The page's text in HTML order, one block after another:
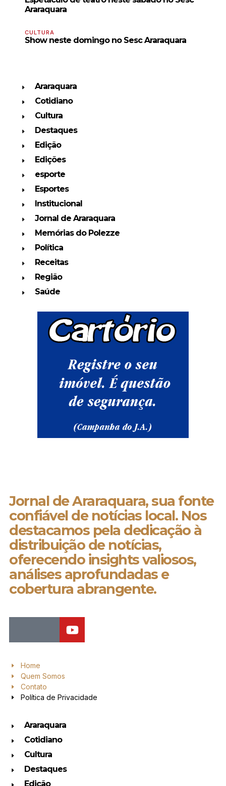
Araraquara
CULTURA
Show neste domingo no Sesc Araraquara
Araraquara
Cotidiano
Cultura
Destaques
Edição
Edições
esporte
Esportes
Institucional
Jornal de Araraquara
Memórias do Polezze
Política
Receitas
Região
Saúde
Jornal de Araraquara, sua fonte
confiável de notícias local. Nos
destacamos pela dedicação à
distribuição de notícias,
oferecendo insights valiosos,
análises aprofundadas e
cobertura abrangente.
Home
Quem Somos
Contato
Política de Privacidade
Araraquara
Cotidiano
Cultura
Destaques
Edição